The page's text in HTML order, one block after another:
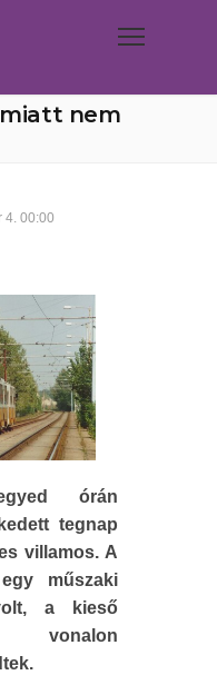
nem
4. 00:00
órán
tegnap
villamos. A
műszaki
a kieső
vonalon